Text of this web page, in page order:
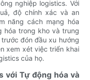
nghiệp logistics. Với
độ chính xác và an
năng cách mạng hóa
hóa trong kho và trung
đón đầu xu hướng
xem xét việc triển khai
của họ.
với Tự động hóa và